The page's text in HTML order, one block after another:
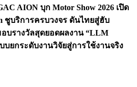
AION บุก Motor Show 2026 เปิด
ชูบริการครบวงจร ดันไทยสู่ฮับ
บรางวัลสุดยอดผลงาน “LLM
ยกระดับงานวิจัยสู่การใช้งานจริง